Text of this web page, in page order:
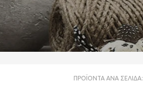
ΠΡΟΪΟΝΤΑ ΑΝΑ ΣΕΛΙΔΑ: